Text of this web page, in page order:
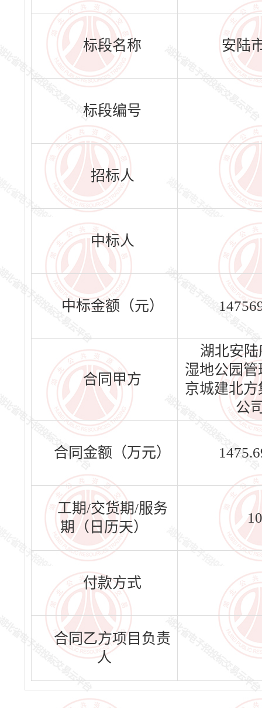
标段名称 安陆
标段编号
招标人
中标人
中标金额（元）
合同甲方
湖北安
湿地公园
京城建北
公
合同金额（万元）
工期/交货期/服务
期（日历天）
付款方式
合同乙方项目负责
人